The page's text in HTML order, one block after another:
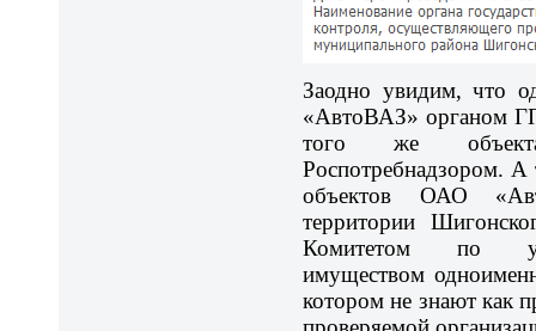
Заодно увидим, что
«АвтоВАЗ» органом
того же
Роспотребнадзором. А
объектов ОАО
территории
Комитетом по
имуществом
котором не знают как